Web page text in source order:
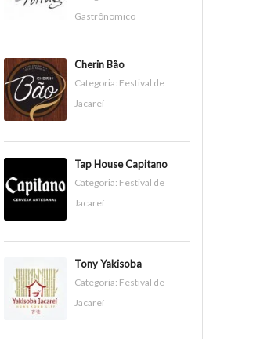
Gastrônomico
Cherin Bão
Categoria: Festival de
Jacareí
Tap House Capitano
Categoria: Festival de
Jacareí
Tony Yakisoba
Categoria: Festival de
Jacareí